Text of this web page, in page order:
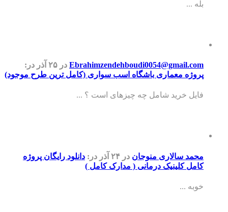
بله ...
Ebrahimzendehboudi0054@gmail.com در ۲۵ آذر
در:
پروژه معماری باشگاه اسب سواری (کامل ترین طرح موجود)
فایل خرید شامل چه چیزهای است ؟ ...
محمد سالاری منوجان در ۲۴ آذر در: دانلود رایگان پروژه
کامل کلینیک درمانی ( مدارک کامل )
خوبه ...